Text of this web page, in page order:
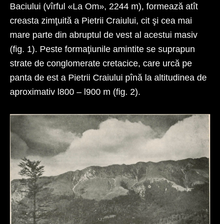
Baciului (vîrful «La Om», 2244 m), formează atît
creasta zimţuită a Pietrii Craiului, cit şi cea mai
mare parte din abruptul de vest al acestui masiv
(fig. 1). Peste formaţiunile amintite se suprapun
strate de conglomerate cretacice, care urcă pe
panta de est a Pietrii Craiului pînă la altitudinea de
aproximativ l800 – l900 m (fig. 2).